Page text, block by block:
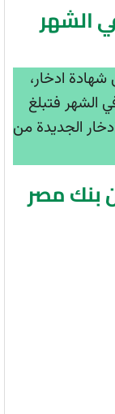
في الشهر
أعلى شهادة ادخار،
فوائد 1000 جنيه في الشهر فتبلغ
الجديدة من
بنك مصر